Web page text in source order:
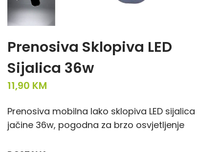
Prenosiva Sklopiva LED
Sijalica 36w
11,90 KM
Prenosiva mobilna lako sklopiva LED sijalica
jačine 36w, pogodna za brzo osvjetljenje